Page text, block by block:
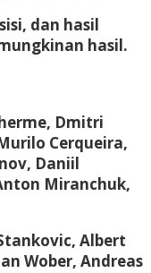
dan hasil
hasil.
Dmitri
Cerqueira,
Daniil
Miranchuk,
Albert
Wober, Andreas